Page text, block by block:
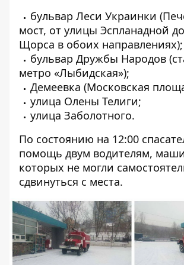
бульвар Леси Украинки
мост, от улицы Эспланадной
Щорса в обоих направлениях);
бульвар Дружбы Народов
метро «Лыбидская»);
Демеевка (Московская
улица Олены Телиги;
улица Заболотного.
По состоянию на 12:00
помощь двум водителям,
которых не могли
сдвинуться с места.